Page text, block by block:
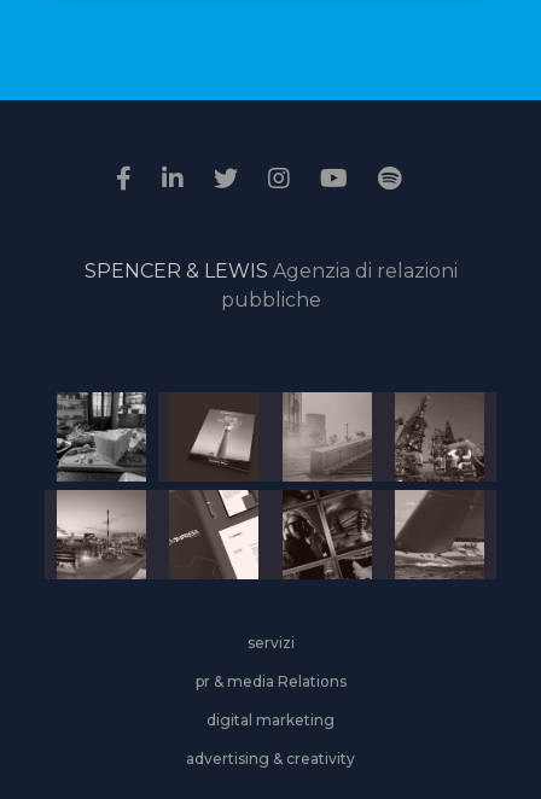
il
della
giuria
online
SPENCER & LEWIS Agenzia di relazioni
pubbliche
servizi
pr & media Relations
digital marketing
advertising & creativity